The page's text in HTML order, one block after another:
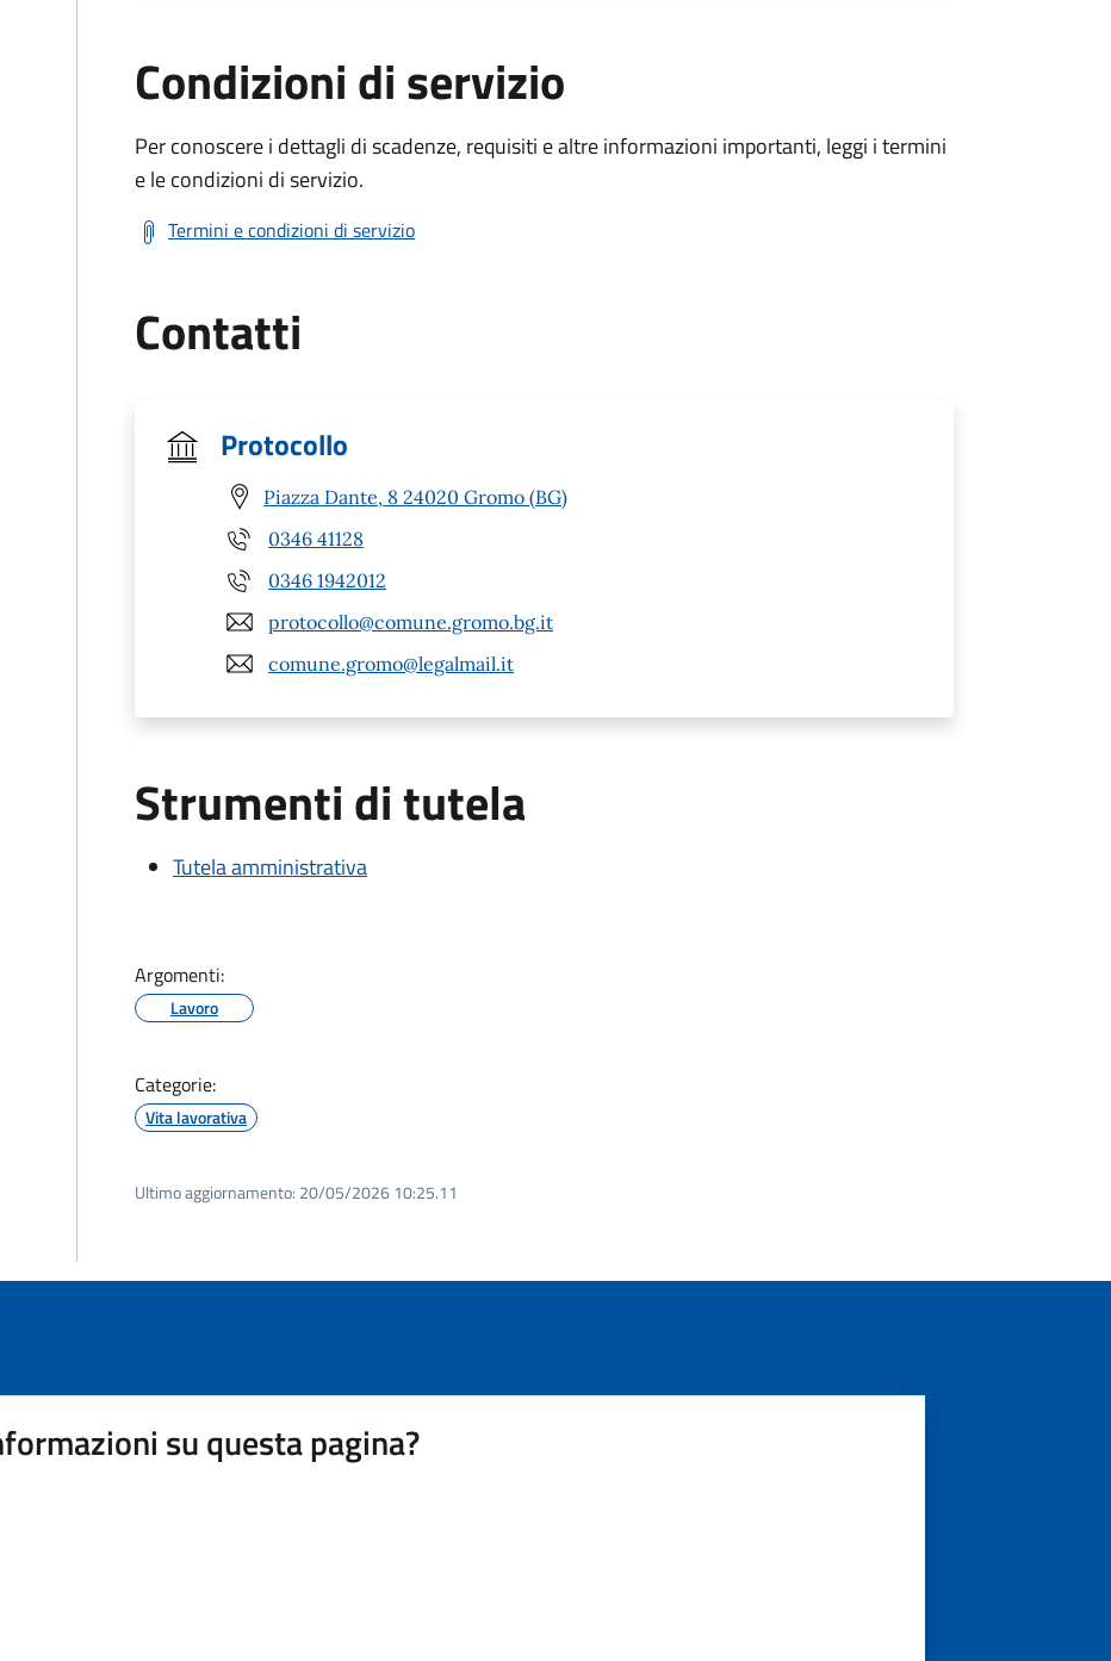
Condizioni di servizio
Per conoscere i dettagli di scadenze, requisiti e altre informazioni importanti, leggi i termini
e le condizioni di servizio.
Termini e condizioni di servizio
Contatti
Protocollo
Piazza Dante, 8 24020 Gromo (BG)
0346 41128
0346 1942012
protocollo@comune.gromo.bg.it
comune.gromo@legalmail.it
Strumenti di tutela
Tutela amministrativa
Argomenti:
Lavoro
Categorie:
Vita lavorativa
Ultimo aggiornamento: 20/05/2026 10:25.11
su questa pagina?